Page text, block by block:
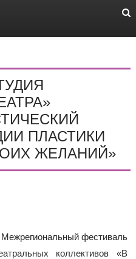
ПЛАСТИКИ
ЖЕЛАНИЙ»
фестиваль
коллективов «В